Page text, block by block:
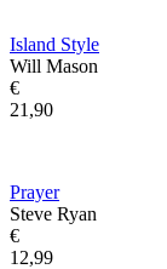
Island Style
Will Mason
€
21,90
Prayer
Steve Ryan
€
12,99